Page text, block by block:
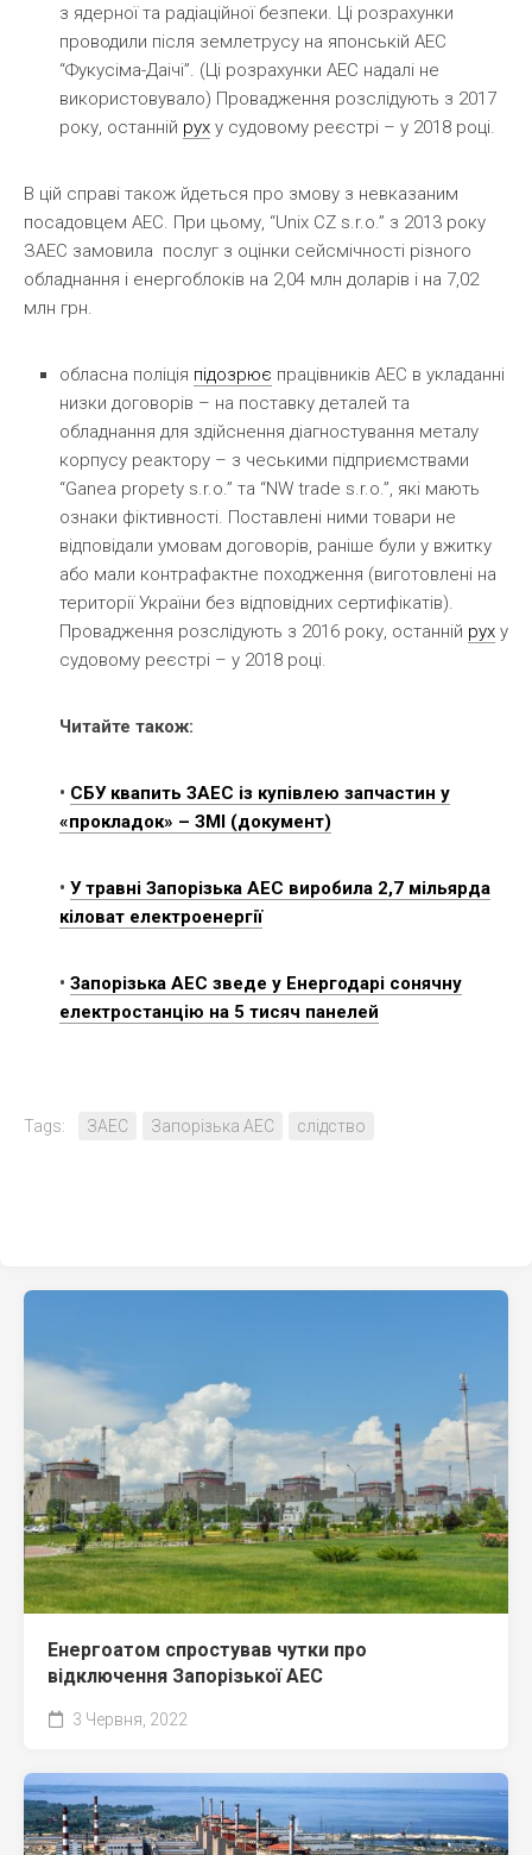
з ядерної та радіаційної безпеки. Ці розрахунки
проводили після землетрусу на японській АЕС
“Фукусіма-Даічі”. (Ці розрахунки АЕС надалі не
використовувало) Провадження розслідують з 2017
року, останній рух у судовому реєстрі – у 2018 році.
В цій справі також йдеться про змову з невказаним
посадовцем АЕС. При цьому, “Unix CZ s.r.o.” з 2013 року
ЗАЕС замовила послуг з оцінки сейсмічності різного
обладнання і енергоблоків на 2,04 млн доларів і на 7,02
млн грн.
обласна поліція підозрює працівників АЕС в укладанні
низки договорів – на поставку деталей та
обладнання для здійснення діагностування металу
корпусу реактору – з чеськими підприємствами
“Ganea propety s.r.o.” та “NW trade s.r.o.”, які мають
ознаки фіктивності. Поставлені ними товари не
відповідали умовам договорів, раніше були у вжитку
або мали контрафактне походження (виготовлені на
території України без відповідних сертифікатів).
Провадження розслідують з 2016 року, останній рух у
судовому реєстрі – у 2018 році.
Читайте також:
• СБУ квапить ЗАЕС із купівлею запчастин у
«прокладок» – ЗМІ (документ)
• У травні Запорізька АЕС виробила 2,7 мільярда
кіловат електроенергії
• Запорізька АЕС зведе у Енергодарі сонячну
електростанцію на 5 тисяч панелей
Tags: ЗАЕС Запорізька АЕС слідство
Енергоатом спростував чутки про
відключення Запорізької АЕС
3 Червня, 2022